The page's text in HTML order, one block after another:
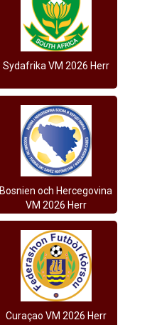
Sydafrika VM 2026 Herr
Bosnien och Hercegovina
VM 2026 Herr
Curaçao VM 2026 Herr